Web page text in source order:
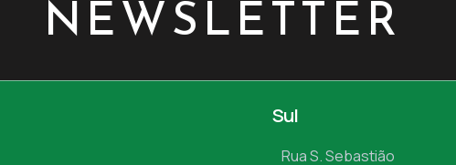
NEWSLETTER
Sul
Rua S. Sebastião